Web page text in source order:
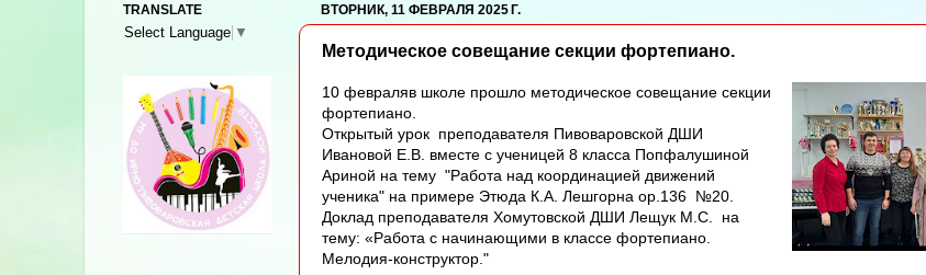
ВТОРНИК, 11 ФЕВРАЛЯ 2025 Г.
Методическое совещание секции фортепиано.
10 февраляв школе прошло методическое совещание секции
фортепиано.
Открытый урок преподавателя Пивоваровской ДШИ
Ивановой Е.В. вместе с ученицей 8 класса Попфалушиной
Ариной на тему "Работа над координацией движений
ученика" на примере Этюда К.А. Лешгорна ор.136 №20.
Доклад преподавателя Хомутовской ДШИ Лещук М.С. на
тему: «Работа с начинающими в классе фортепиано.
Мелодия-конструктор."
TRANSLATE
Select Language ▼